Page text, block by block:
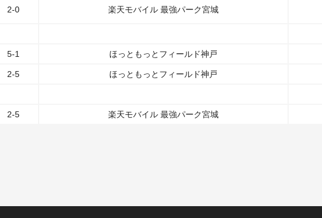
2-0 楽天モバイル 最強パーク宮城
5-1 ほっともっとフィールド神戸
2-5 ほっともっとフィールド神戸
2-5 楽天モバイル 最強パーク宮城